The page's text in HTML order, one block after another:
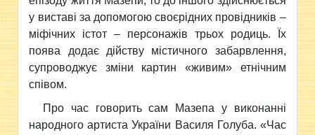
у виставі за допомогою своєрідних провідників –
міфічних істот – персонажів трьох родиць. Їх
поява додає дійству містичного забарвлення,
супроводжує зміни картин «живим» етнічним
співом.
Про час говорить сам Мазепа у виконанні
народного артиста України Василя Голуба. «Час